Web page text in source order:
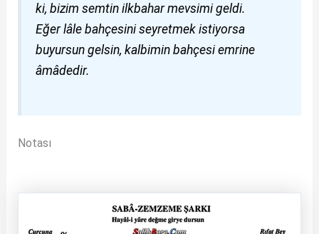
ki, bizim semtin ilkbahar mevsimi geldi.
Eğer lâle bahçesini seyretmek istiyorsa
buyursun gelsin, kalbimin bahçesi emrine
âmâdedir.
Notası